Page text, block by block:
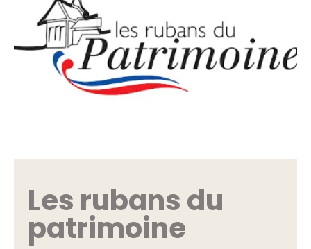
Les rubans du
patrimoine